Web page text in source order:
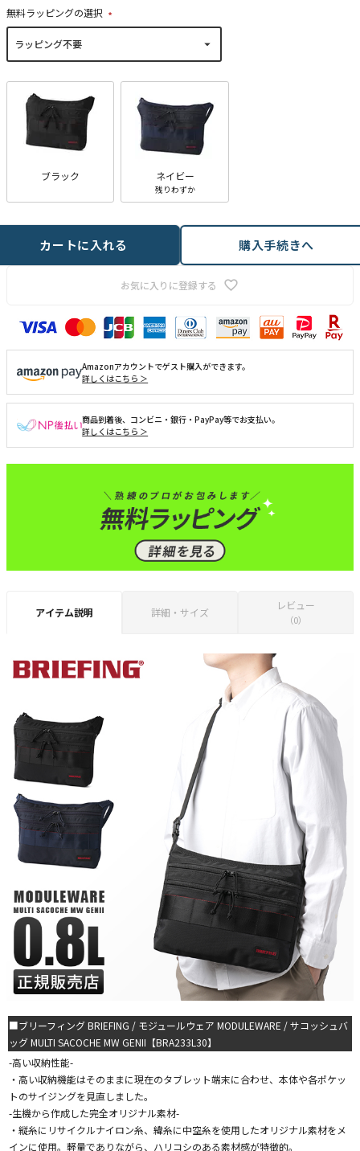
無料ラッピングの選択
(
ブラック ネイビー
残りわずか
お気に入りに登録する
カートに入れる 購入手続きへ
Amazonアカウントでゲスト購入ができます。
詳しくはこちら ＞
商品到着後、コンビニ・銀行・PayPay等でお支払い。
詳しくはこちら ＞
アイテム説明 詳細・サイズ
レビュー
（0）
■ブリーフィング BRIEFING / モジュールウェア MODULEWARE / サコッシュバ
ッグ MULTI SACOCHE MW GENII【BRA233L30】
-高い収納性能-
・高い収納機能はそのままに現在のタブレット端末に合わせ、本体や各ポケッ
トのサイジングを見直しました。
-生機から作成した完全オリジナル素材-
・縦糸にリサイクルナイロン糸、緯糸に中空糸を使用したオリジナル素材をメ
インに使用。軽量でありながら、ハリコシのある素材感が特徴的。